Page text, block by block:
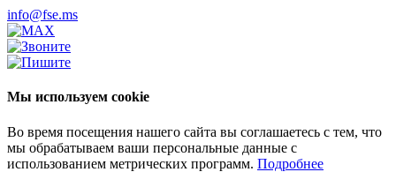
info@fse.ms
Мы используем cookie
Во время посещения нашего сайта вы соглашаетесь с тем, что
мы обрабатываем ваши персональные данные с
использованием метрических программ. Подробнее